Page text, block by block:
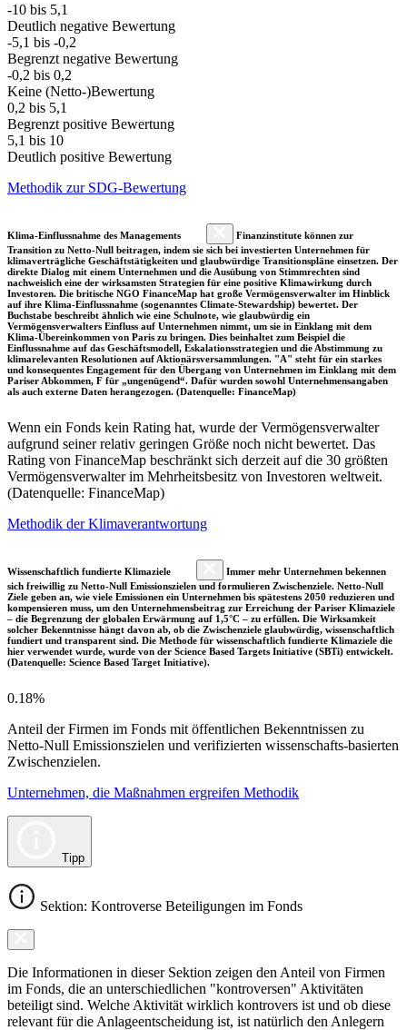
-10 bis 5,1
Deutlich negative Bewertung
-5,1 bis -0,2
Begrenzt negative Bewertung
-0,2 bis 0,2
Keine (Netto-)Bewertung
0,2 bis 5,1
Begrenzt positive Bewertung
5,1 bis 10
Deutlich positive Bewertung
Methodik zur SDG-Bewertung
Klima-Einflussnahme des Managements
Finanzinstitute können zur
Transition zu Netto-Null beitragen, indem sie sich bei investierten Unternehmen für
klimaverträgliche Geschäftstätigkeiten und glaubwürdige Transitionspläne einsetzen. Der
direkte Dialog mit einem Unternehmen und die Ausübung von Stimmrechten sind
nachweislich eine der wirksamsten Strategien für eine positive Klimawirkung durch
Investoren. Die britische NGO FinanceMap hat große Vermögensverwalter im Hinblick
auf ihre Klima-Einflussnahme (sogenanntes Climate-Stewardship) bewertet. Der
Buchstabe beschreibt ähnlich wie eine Schulnote, wie glaubwürdig ein
Vermögensverwalters Einfluss auf Unternehmen nimmt, um sie in Einklang mit dem
Klima-Übereinkommen von Paris zu bringen. Dies beinhaltet zum Beispiel die
Einflussnahme auf das Geschäftsmodell, Eskalationsstrategien und die Abstimmung zu
klimarelevanten Resolutionen auf Aktionärsversammlungen. "A" steht für ein starkes
und konsequentes Engagement für den Übergang von Unternehmen im Einklang mit dem
Pariser Abkommen, F für „ungenügend“. Dafür wurden sowohl Unternehmensangaben
als auch externe Daten herangezogen. (Datenquelle: FinanceMap)
Wenn ein Fonds kein Rating hat, wurde der Vermögensverwalter
aufgrund seiner relativ geringen Größe noch nicht bewertet. Das
Rating von FinanceMap beschränkt sich derzeit auf die 30 größten
Vermögensverwalter im Mehrheitsbesitz von Investoren weltweit.
(Datenquelle: FinanceMap)
Methodik der Klimaverantwortung
Wissenschaftlich fundierte Klimaziele
Immer mehr Unternehmen bekennen
sich freiwillig zu Netto-Null Emissionszielen und formulieren Zwischenziele. Netto-Null
Ziele geben an, wie viele Emissionen ein Unternehmen bis spätestens 2050 reduzieren und
kompensieren muss, um den Unternehmensbeitrag zur Erreichung der Pariser Klimaziele
– die Begrenzung der globalen Erwärmung auf 1,5°C – zu erfüllen. Die Wirksamkeit
solcher Bekenntnisse hängt davon ab, ob die Zwischenziele glaubwürdig, wissenschaftlich
fundiert und transparent sind. Die Methode für wissenschaftlich fundierte Klimaziele die
hier verwendet wurde, wurde von der Science Based Targets Initiative (SBTi) entwickelt.
(Datenquelle: Science Based Target Initiative).
0.18%
Anteil der Firmen im Fonds mit öffentlichen Bekenntnissen zu
Netto-Null Emissionszielen und verifizierten wissenschafts-basierten
Zwischenzielen.
Unternehmen, die Maßnahmen ergreifen Methodik
Tipp
Sektion: Kontroverse Beteiligungen im Fonds
Die Informationen in dieser Sektion zeigen den Anteil von Firmen
im Fonds, die an unterschiedlichen "kontroversen" Aktivitäten
beteiligt sind. Welche Aktivität wirklich kontrovers ist und ob diese
relevant für die Anlageentscheidung ist, ist natürlich den Anlegern